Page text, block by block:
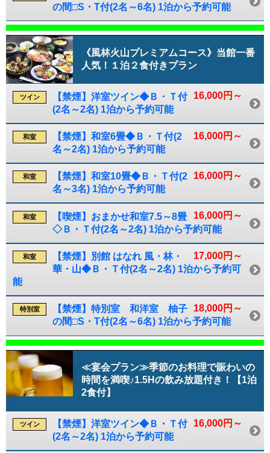
の間□S・T付(2名～6名) 1泊から予約可能
《風林火山プレミアムコース》当館一番
人気！１泊２食付きプラン
16,000円～
ツイン
【禁煙】洋室ツイン◆Ｂ・Ｔ付
(2名～2名) 1泊から予約可能
16,000円～
和室
【禁煙】和室6畳◆Ｂ・Ｔ付(2
名～2名) 1泊から予約可能
16,000円～
和室
【禁煙】和室10畳◆Ｂ・Ｔ付(2
名～3名) 1泊から予約可能
16,000円～
和室
【喫煙】おまかせ和室7.5～8畳
◇Ｂ・Ｔ付(2名～2名) 1泊から予約可能
17,000円～
和室
【禁煙】別館 はなれ 風・林・
華・山◆Ｂ・Ｔ付(2名～2名) 1泊から予約可
能
18,000円～
特別室
【禁煙】特別室 和洋室 柚子
の間□S・T付(2名～6名) 1泊から予約可能
≪宴会プラン≫季節のお料理で賑わいの
時間を満喫♪1.5Hの飲み放題付き！【1泊
2食付】
16,000円～
ツイン
【禁煙】洋室ツイン◆Ｂ・Ｔ付
(2名～2名) 1泊から予約可能